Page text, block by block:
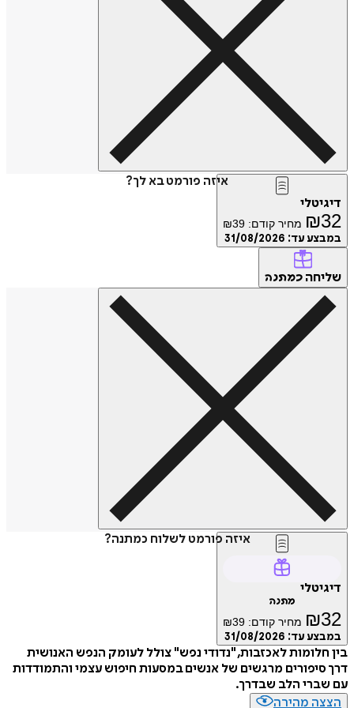
איזה פורמט בא לך?
₪ מחיר קודם: ₪39
עד:31/08/2026
כמתנה
איזה פורמט לשלוח כמתנה?
₪ מחיר קודם: ₪39
עד:31/08/2026
לאכזבות, "נדודי נפש" צולל לעומק הנפש האנושית
מרגשים של אנשים במסעות חיפוש עצמי והתמודדות
הלב שבדרך.
מהירה